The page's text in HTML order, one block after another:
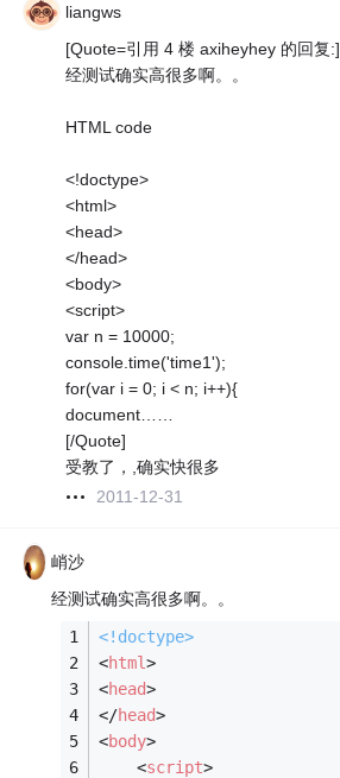
liangws
[Quote=引用 4 楼 axiheyhey 的回复:]
经测试确实高很多啊。。
HTML code
<!doctype>
<html>
<head>
</head>
<body>
<script>
var n = 10000;
console.time('time1');
for(var i = 0; i < n; i++){
document……
[/Quote]
受教了，,确实快很多
2011-12-31
峭沙
经测试确实高很多啊。。
<!doctype>
<html>
<head>
</head>
<body>
<script>